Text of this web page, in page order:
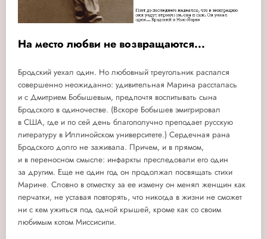
На место любви не возвращаются...
Бродский уехал один. Но любовный треугольник распался
совершенно неожиданно: удивительная Марина рассталась
и с Дмитрием Бобышевым, предпочтя воспитывать сына
Бродского в одиночестве. (Вскоре Бобышев эмигрировал
в США, где и по сей день благополучно преподает русскую
литературу в Иллинойском университете.) Сердечная рана
Бродского долго не заживала. Причем, и в прямом,
и в переносном смысле: инфаркты преследовали его один
за другим. Еще не один год он продолжал посвящать стихи
Марине. Словно в отместку за ее измену он менял женщин как
перчатки, не уставая повторять, что никогда в жизни не сможет
ни с кем ужиться под одной крышей, кроме как со своим
любимым котом Миссисипи.